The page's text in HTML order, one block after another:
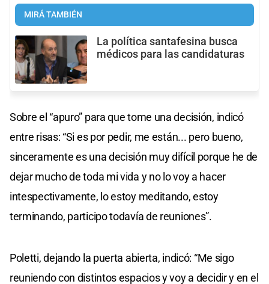
MIRÁ TAMBIÉN
La política santafesina busca
médicos para las candidaturas
Sobre el “apuro” para que tome una decisión, indicó
entre risas: “Si es por pedir, me están... pero bueno,
sinceramente es una decisión muy difícil porque he de
dejar mucho de toda mi vida y no lo voy a hacer
intespectivamente, lo estoy meditando, estoy
terminando, participo todavía de reuniones”.
Poletti, dejando la puerta abierta, indicó: “Me sigo
reuniendo con distintos espacios y voy a decidir y en el